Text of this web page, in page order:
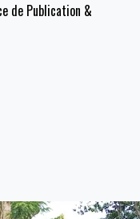
de Publication &